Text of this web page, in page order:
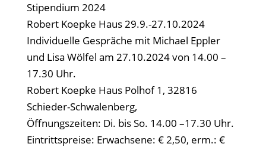
Stipendium 2024
Robert Koepke Haus 29.9.-27.10.2024
Individuelle Gespräche mit Michael Eppler
und Lisa Wölfel am 27.10.2024 von 14.00 –
17.30 Uhr.
Robert Koepke Haus Polhof 1, 32816
Schieder-Schwalenberg,
Öffnungszeiten: Di. bis So. 14.00 –17.30 Uhr.
Eintrittspreise: Erwachsene: € 2,50, erm.: €